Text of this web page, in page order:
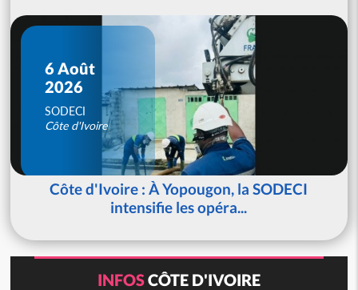
6 Août
2026
SODECI
Côte d'Ivoire
Côte d'Ivoire : À Yopougon, la SODECI
intensifie les opéra...
INFOSCÔTE D'IVOIRE